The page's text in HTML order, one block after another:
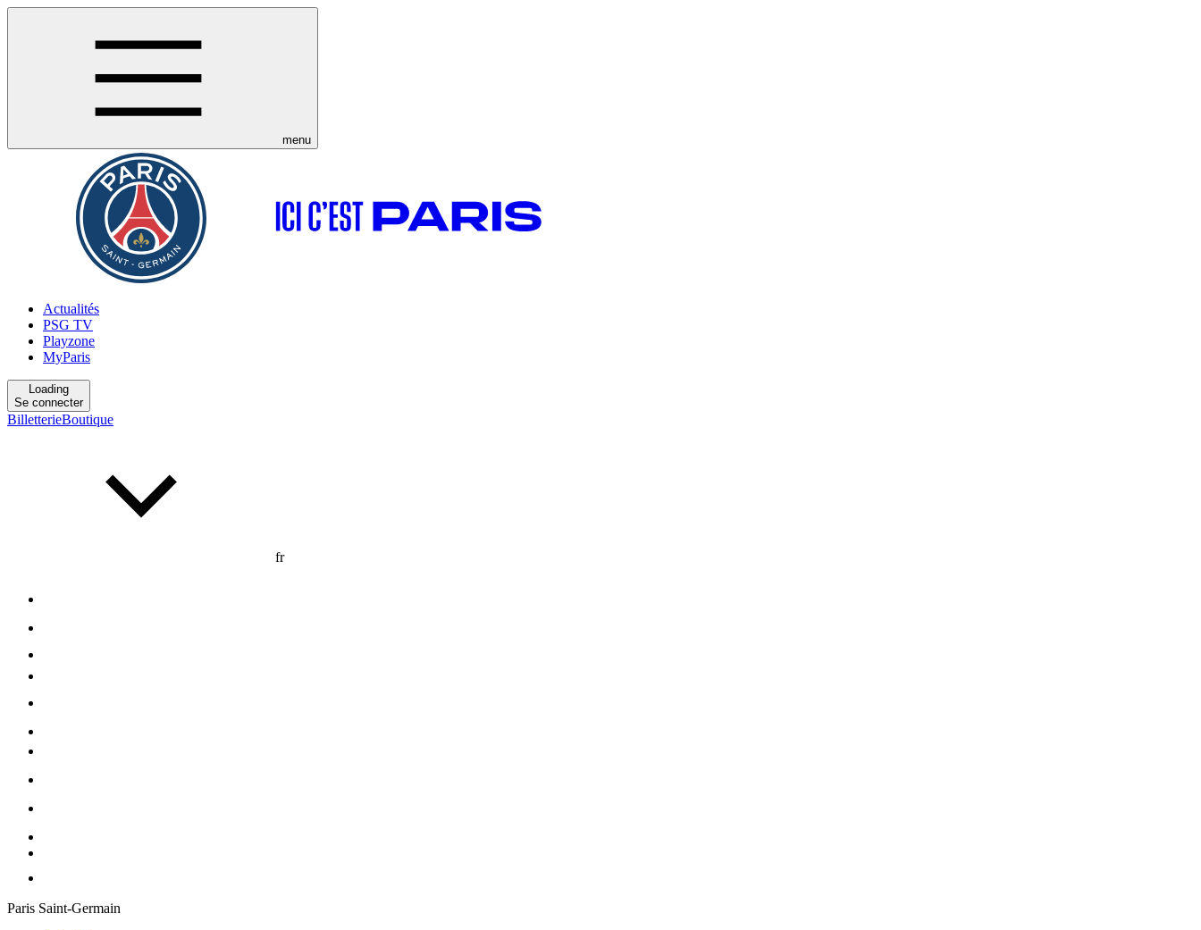
menu
Actualités
PSG TV
Playzone
MyParis
Loading
Se connecter
BilletterieBoutique
fr
Paris Saint-Germain